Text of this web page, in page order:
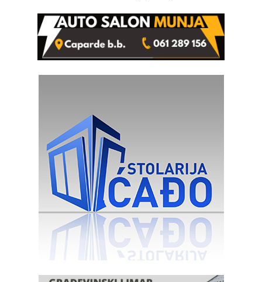
rješenje